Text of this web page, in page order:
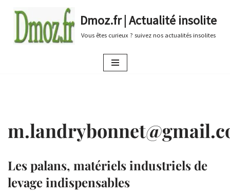
au
Dmoz.fr | Actualité insolite
Vous êtes curieux ? suivez nos actualités insolites
Les palans, matériels industriels de
levage indispensables